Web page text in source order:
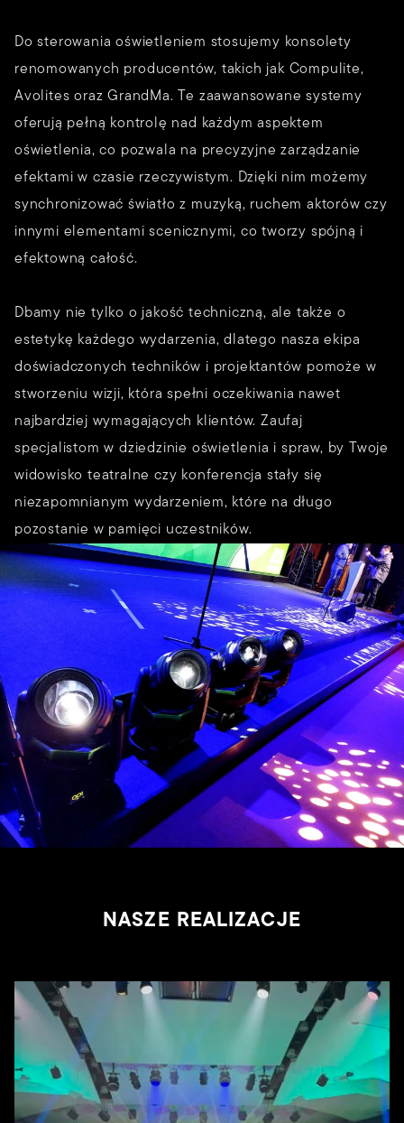
Strona główna
Oferta
Realizacje
Kontakt
Do sterowania oświetleniem stosujemy konsolety
renomowanych producentów, takich jak Compulite,
Avolites oraz GrandMa. Te zaawansowane systemy
oferują pełną kontrolę nad każdym aspektem
oświetlenia, co pozwala na precyzyjne zarządzanie
efektami w czasie rzeczywistym. Dzięki nim możemy
synchronizować światło z muzyką, ruchem aktorów czy
innymi elementami scenicznymi, co tworzy spójną i
efektowną całość.
Dbamy nie tylko o jakość techniczną, ale także o
estetykę każdego wydarzenia, dlatego nasza ekipa
doświadczonych techników i projektantów pomoże w
stworzeniu wizji, która spełni oczekiwania nawet
najbardziej wymagających klientów. Zaufaj
specjalistom w dziedzinie oświetlenia i spraw, by Twoje
widowisko teatralne czy konferencja stały się
niezapomnianym wydarzeniem, które na długo
pozostanie w pamięci uczestników.
NASZE REALIZACJE